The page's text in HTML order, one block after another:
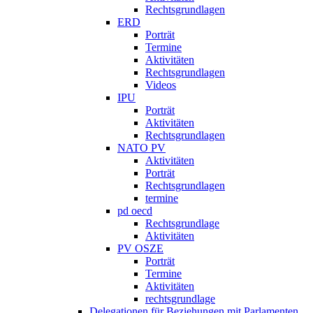
Rechtsgrundlagen
ERD
Porträt
Termine
Aktivitäten
Rechtsgrundlagen
Videos
IPU
Porträt
Aktivitäten
Rechtsgrundlagen
NATO PV
Aktivitäten
Porträt
Rechtsgrundlagen
termine
pd oecd
Rechtsgrundlage
Aktivitäten
PV OSZE
Porträt
Termine
Aktivitäten
rechtsgrundlage